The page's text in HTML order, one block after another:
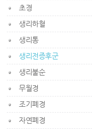
초경
생리하혈
생리통
생리전증후군
생리불순
무월경
조기폐경
자연폐경